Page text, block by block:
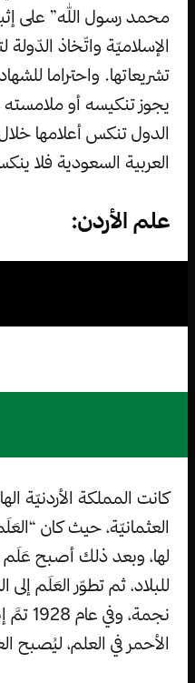
محمد رسول الله” على
الإسلاميّة واتّخاذ الدّولة
تشريعاتها. واحتراما
يجوز تنكيسه أو
الدول تنكس أعلامها
العربية السعودية فلا
علم الأردن:
كانت المملكة الأردنيّة
العثمانيّة، حيث كان
لها، وبعد ذلك أصبح عَلَم
للبلاد، ثم تطوّر العَلَم
نجمة،
الأحمر في العلم، ليُصبح